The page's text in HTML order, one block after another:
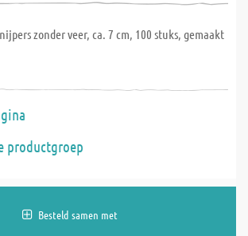
zonder veer, ca. 7 cm, 100 stuks, gemaakt
productgroep
Besteld samen met